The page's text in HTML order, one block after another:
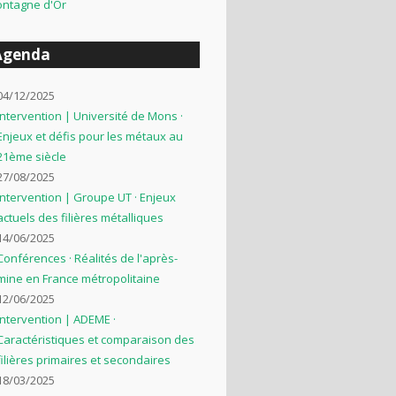
d'Or
12/2025
| Université de Mons ·
et défis pour les métaux au
siècle
08/2025
| Groupe UT · Enjeux
des filières métalliques
06/2025
· Réalités de l'après-
en France métropolitaine
06/2025
| ADEME ·
et comparaison des
primaires et secondaires
03/2025